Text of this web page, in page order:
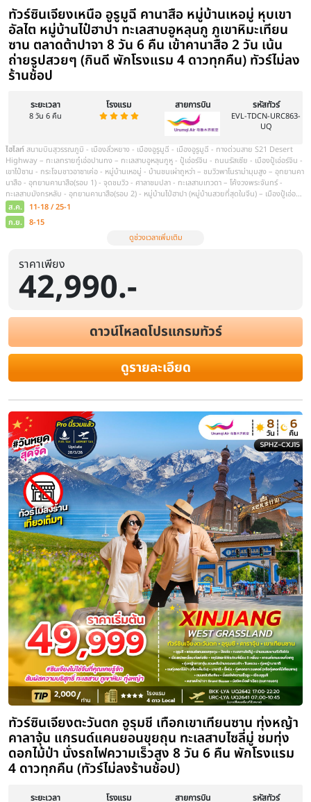
ทัวร์ซินเจียงเหนือ อูลู่มู่ฉี สวรรค์ใบไม้เ
นาสือแดนฝัน มหัศจรรย์หมู่บ้านเหอมู่ เ
อัศจรรย์ภูผาหิน ทะเลสาบวงพระจันท
โรงแรม 4 ดาว) โดยการบิน ไชน่า เซาเ
ระยะเวลา
8 วัน 7 คืน
โรงแรม สายการบิน
ราคาเพียง
42,990.-
ดาวน์โหลดโปรแกรมทัวร์
ดูรายละเอียด